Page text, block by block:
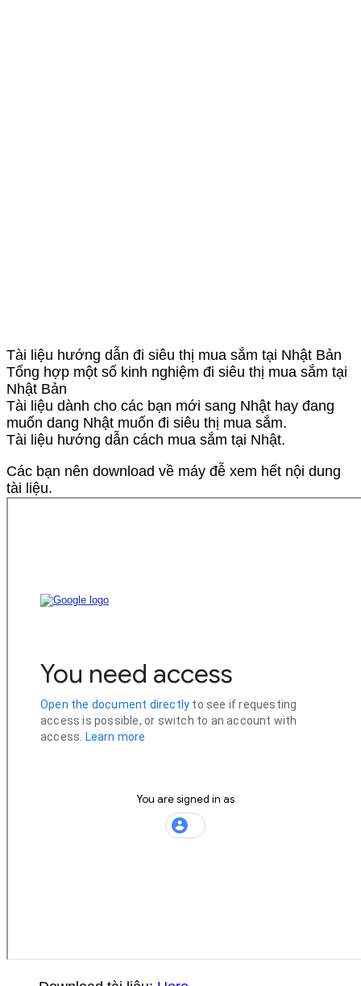
Tài liệu hướng dẫn đi siêu thị mua sắm tại Nhật Bản
Tổng hợp một số kinh nghiệm đi siêu thị mua sắm tại
Nhật Bản
Tài liệu dành cho các bạn mới sang Nhật hay đang
muốn dang Nhật muốn đi siêu thị mua sắm.
Tài liệu hướng dẫn cách mua sắm tại Nhật.
Các bạn nên download về máy đễ xem hết nội dung
tài liệu.